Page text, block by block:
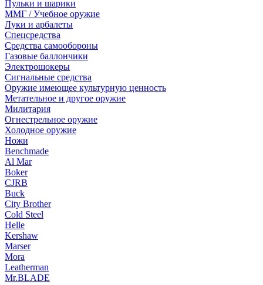
Пульки и шарики
ММГ / Учебное оружие
Луки и арбалеты
Спецсредства
Средства самообороны
Газовые баллончики
Электрошокеры
Сигнальные средства
Оружие имеющее культурную ценность
Метательное и другое оружие
Милитария
Огнестрельное оружие
Холодное оружие
Ножи
Benchmade
Al Mar
Boker
CJRB
Buck
City Brother
Cold Steel
Helle
Kershaw
Marser
Mora
Leatherman
Mr.BLADE